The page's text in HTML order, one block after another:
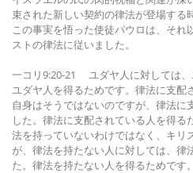
束された新しい契約の律法が登場する
この事実を悟った使徒パウロは、それ
ストの律法に従いました。
一コリ9:20-21 ユダヤ人に対しては、
ユダヤ人を得るためです。律法に支配
自身はそうではないのですが、律法に
した。律法に支配されている人を得
法を持っていないわけではなく、キリ
が、律法を持たない人に対しては、律
た。律法を持たない人を得るためです。